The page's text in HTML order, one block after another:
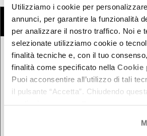
Utilizziamo i cookie per
annunci, per garantire la funzionalità
per analizzare il nostro traffico. Noi e
selezionate utilizziamo cookie o
finalità tecniche e, con il tuo
finalità come specificato nella Cookie
Puoi acconsentire all’utilizzo di tali
il pulsante “Accetta”. Chiudendo
COSACerca eventi Cerca rassegne e
QUANDO
Oggi
Da oggi in poi